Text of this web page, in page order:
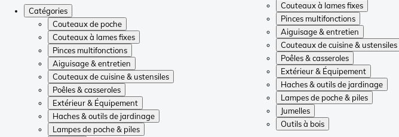
Couteaux à lames fixes
Pinces multifonctions
Aiguisage & entretien
Couteaux de cuisine & ustensiles
Poêles & casseroles
Extérieur & Équipement
Haches & outils de jardinage
Lampes de poche & piles
Jumelles
Outils à bois
Catégories
Couteaux de poche
Couteaux à lames fixes
Pinces multifonctions
Aiguisage & entretien
Couteaux de cuisine & ustensiles
Poêles & casseroles
Extérieur & Équipement
Haches & outils de jardinage
Lampes de poche & piles